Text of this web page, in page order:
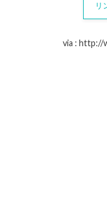
リ
via : http://